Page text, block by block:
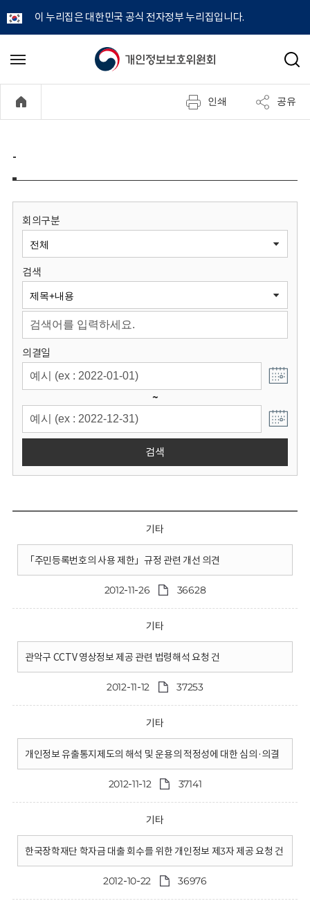
이 누리집은 대한민국 공식 전자정부 누리집입니다.
개
정
보
원
회
메
기
검
인쇄 공유
-
회의구분
검색
의결일
~
검색
기타
「주민등록번호의 사용 제한」규정 관련 개선 의견
2012-11-26 36628
기타
관악구 CCTV 영상정보 제공 관련 법령해석 요청 건
2012-11-12 37253
기타
개인정보 유출통지제도의 해석 및 운용의 적정성에 대한 심의·의결
2012-11-12 37141
기타
한국장학재단 학자금 대출 회수를 위한 개인정보 제3자 제공 요청 건
2012-10-22 36976